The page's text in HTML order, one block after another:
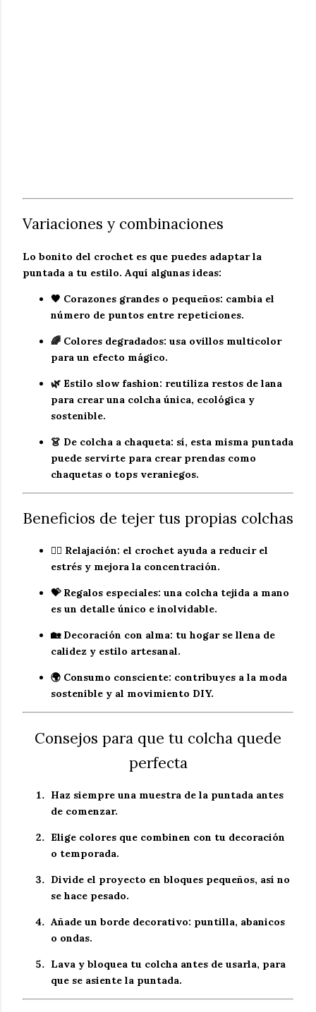
Variaciones y combinaciones
Lo bonito del crochet es que puedes adaptar la
puntada a tu estilo. Aquí algunas ideas:
🖤 Corazones grandes o pequeños: cambia el
número de puntos entre repeticiones.
🌈 Colores degradados: usa ovillos multicolor
para un efecto mágico.
🌿 Estilo slow fashion: reutiliza restos de lana
para crear una colcha única, ecológica y
sostenible.
👗 De colcha a chaqueta: sí, esta misma puntada
puede servirte para crear prendas como
chaquetas o tops veraniegos.
Beneficios de tejer tus propias colchas
🧘‍♀️ Relajación: el crochet ayuda a reducir el
estrés y mejora la concentración.
💝 Regalos especiales: una colcha tejida a mano
es un detalle único e inolvidable.
🏡 Decoración con alma: tu hogar se llena de
calidez y estilo artesanal.
🌍 Consumo consciente: contribuyes a la moda
sostenible y al movimiento DIY.
Consejos para que tu colcha quede
perfecta
Haz siempre una muestra de la puntada antes
de comenzar.
Elige colores que combinen con tu decoración
o temporada.
Divide el proyecto en bloques pequeños, así no
se hace pesado.
Añade un borde decorativo: puntilla, abanicos
o ondas.
Lava y bloquea tu colcha antes de usarla, para
que se asiente la puntada.